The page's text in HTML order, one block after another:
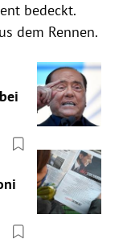
bedeckt.
dem Rennen.